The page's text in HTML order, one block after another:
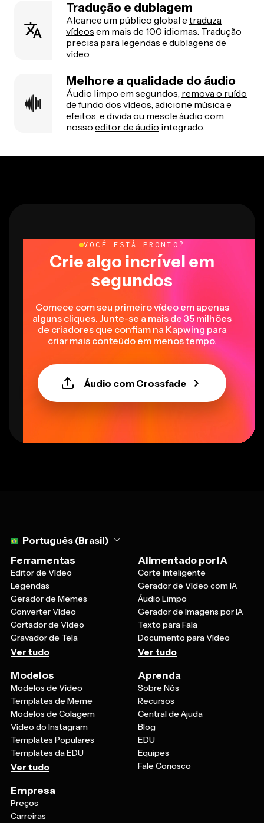
Tradução e dublagem
Alcance um público global e traduza
vídeos em mais de 100 idiomas. Tradução
precisa para legendas e dublagens de
vídeo.
Melhore a qualidade do áudio
Áudio limpo em segundos, remova o ruído
de fundo dos vídeos, adicione música e
efeitos, e divida ou mescle áudio com
nosso editor de áudio integrado.
VOCÊ ESTÁ PRONTO?
Crie algo incrível em
segundos
Comece com seu primeiro vídeo em apenas
alguns cliques. Junte-se a mais de 35 milhões
de criadores que confiam na Kapwing para
criar mais conteúdo em menos tempo.
Áudio com Crossfade
Português (Brasil)
Ferramentas
Editor de Vídeo
Legendas
Gerador de Memes
Converter Vídeo
Cortador de Vídeo
Gravador de Tela
Ver tudo
Alimentado por IA
Corte Inteligente
Gerador de Vídeo com IA
Áudio Limpo
Gerador de Imagens por IA
Texto para Fala
Documento para Vídeo
Ver tudo
Modelos
Modelos de Vídeo
Templates de Meme
Modelos de Colagem
Vídeo do Instagram
Templates Populares
Templates da EDU
Ver tudo
Aprenda
Sobre Nós
Recursos
Central de Ajuda
Blog
EDU
Equipes
Fale Conosco
Empresa
Preços
Carreiras